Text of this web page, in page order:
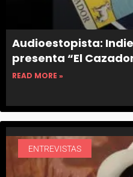
Audioestopista:
presenta “El
READ MORE »
ENTREVISTAS